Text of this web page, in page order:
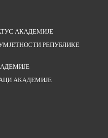
АКАДЕМИЈЕ
РЕПУБЛИКЕ
АКАДЕМИЈЕ